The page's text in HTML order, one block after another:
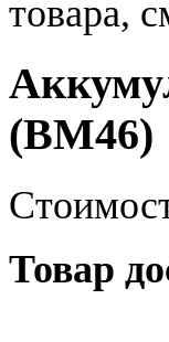
товара,
(BM46)
Товар